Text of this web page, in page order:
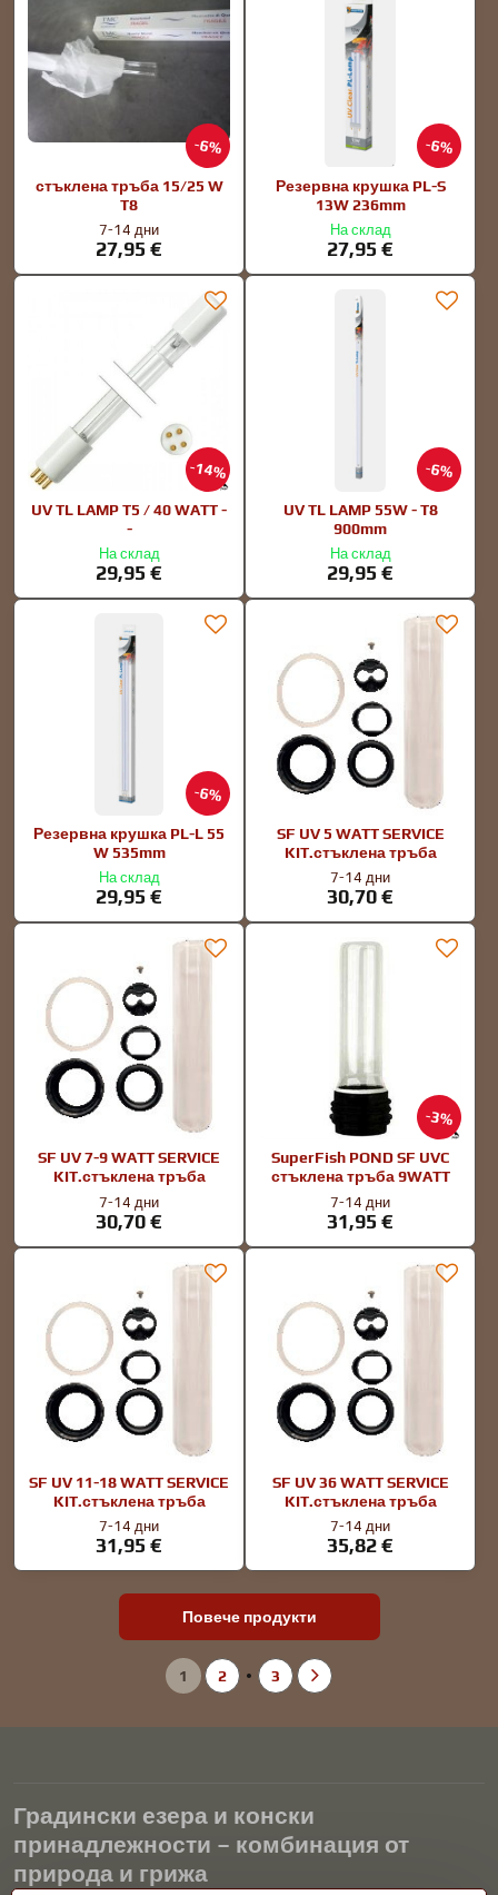
6%
стъклена тръба 15/25 W
T8
7-14 дни
27,95 €
6%
Резервна крушка PL-S
13W 236mm
На склад
27,95 €
14%
UV TL LAMP T5 / 40 WATT -
-
На склад
29,95 €
6%
UV TL LAMP 55W - T8
900mm
На склад
29,95 €
6%
Резервна крушка PL-L 55
W 535mm
На склад
29,95 €
SF UV 5 WATT SERVICE
KIT.стъклена тръба
7-14 дни
30,70 €
SF UV 7-9 WATT SERVICE
KIT.стъклена тръба
7-14 дни
30,70 €
3%
SuperFish POND SF UVC
стъклена тръба 9WATT
7-14 дни
31,95 €
SF UV 11-18 WATT SERVICE
KIT.стъклена тръба
7-14 дни
31,95 €
SF UV 36 WATT SERVICE
KIT.стъклена тръба
7-14 дни
35,82 €
Повече продукти
1 2 3
Градински езера и конски
принадлежности – комбинация от
природа и грижа